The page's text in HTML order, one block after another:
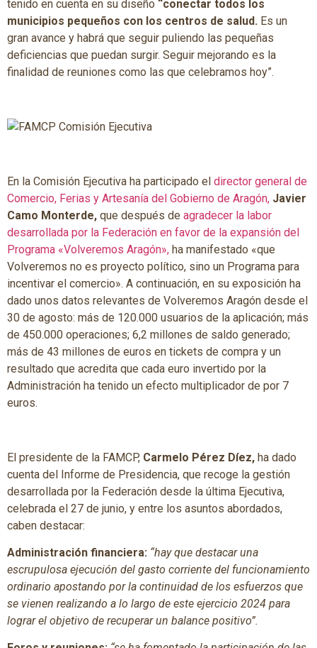
tenido en cuenta en su diseño “conectar todos los
municipios pequeños con los centros de salud. Es un
gran avance y habrá que seguir puliendo las pequeñas
deficiencias que puedan surgir. Seguir mejorando es la
finalidad de reuniones como las que celebramos hoy”.
En la Comisión Ejecutiva ha participado el director general de
Comercio, Ferias y Artesanía del Gobierno de Aragón, Javier
Camo Monterde, que después de agradecer la labor
desarrollada por la Federación en favor de la expansión del
Programa «Volveremos Aragón», ha manifestado «que
Volveremos no es proyecto político, sino un Programa para
incentivar el comercio». A continuación, en su exposición ha
dado unos datos relevantes de Volveremos Aragón desde el
30 de agosto: más de 120.000 usuarios de la aplicación; más
de 450.000 operaciones; 6,2 millones de saldo generado;
más de 43 millones de euros en tickets de compra y un
resultado que acredita que cada euro invertido por la
Administración ha tenido un efecto multiplicador de por 7
euros.
El presidente de la FAMCP, Carmelo Pérez Díez, ha dado
cuenta del Informe de Presidencia, que recoge la gestión
desarrollada por la Federación desde la última Ejecutiva,
celebrada el 27 de junio, y entre los asuntos abordados,
caben destacar:
Administración financiera: “hay que destacar una
escrupulosa ejecución del gasto corriente del funcionamiento
ordinario apostando por la continuidad de los esfuerzos que
se vienen realizando a lo largo de este ejercicio 2024 para
lograr el objetivo de recuperar un balance positivo”.